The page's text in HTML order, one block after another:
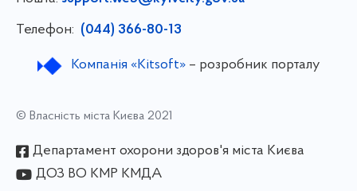
Телефон: (044) 366-80-13
Компанія «Kitsoft»– розробник порталу
© Власність міста Києва 2021
Департамент охорони здоров'я міста Києва
ДОЗ ВО КМР КМДА